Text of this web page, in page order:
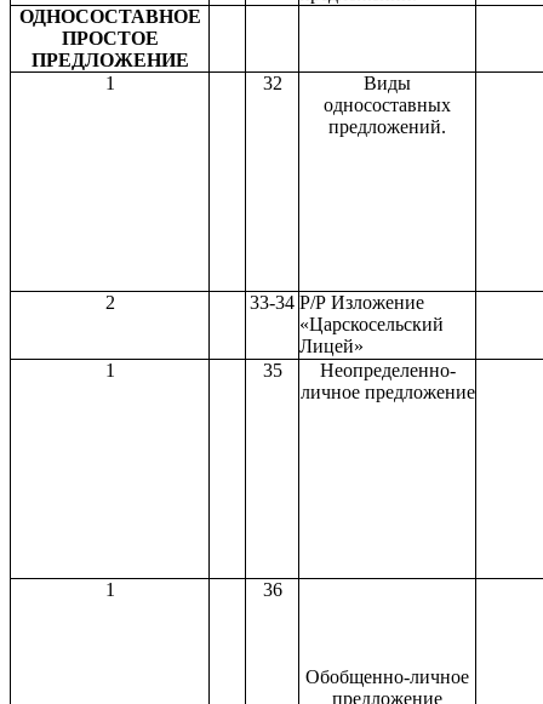
ОДНОСОСТАВНОЕ
ПРОСТОЕ
ПРЕДЛОЖЕНИЕ
1
32
Виды
односоставных
предложений.
2 33-34 Р/Р Изложение
«Царскосельский
Лицей»
1
35
Неопределенно-
личное предложение
1 36
Обобщенно-личное
предложение